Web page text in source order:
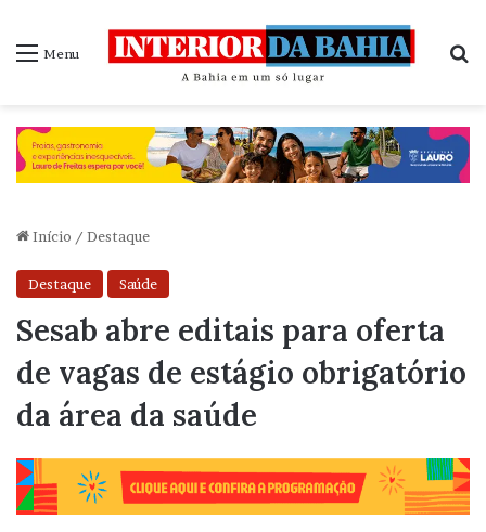
Menu
Início / Destaque
Destaque Saúde
Sesab abre editais para oferta
de vagas de estágio obrigatório
da área da saúde